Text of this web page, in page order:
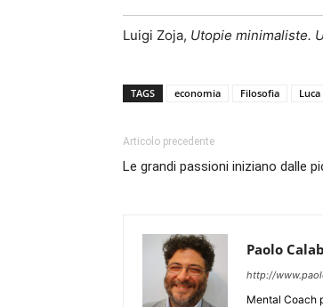
Luigi Zoja, Utopie minimaliste.
TAGS economia Filosofia
Articolo precedente
Le grandi passioni iniziano dalle
Paolo
http://
Mental Coach